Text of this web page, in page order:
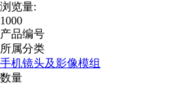
浏览量:
1000
产品编号
所属分类
手机镜头及影像模组
数量